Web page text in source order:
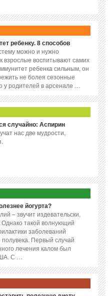
ребенку. 8 способов
можно и нужно
взрослые воспитывают самих
ребенка сильным, он
не болея сезонные
родителей в арсенале …
случайно: Аспирин
нас две мудрости,
йогурта?
– звучит издевательски,
Однако такой волнующий
заболеваний
Первый случай
лечения калом был
С …